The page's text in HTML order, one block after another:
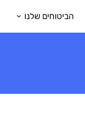
הביטוחים שלנו